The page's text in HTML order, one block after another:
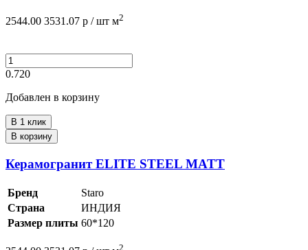
2544.00 3531.07 р / шт м2
0.720
Добавлен в корзину
В 1 клик
В корзину
Керамогранит ELITE STEEL MATT
Бренд
Staro
Страна
ИНДИЯ
Размер плиты 60*120
2